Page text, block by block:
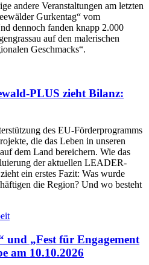
andere Veranstaltungen am letzten
Gurkentag“ vom
dennoch fanden knapp 2.000
auf den malerischen
Geschmacks“.
PLUS zieht Bilanz:
des EU-Förderprogramms
die das Leben in unseren
dem Land bereichern. Wie das
der aktuellen LEADER-
ein erstes Fazit: Was wurde
die Region? Und wo besteht
und „Fest für Engagement
am 10.10.2026